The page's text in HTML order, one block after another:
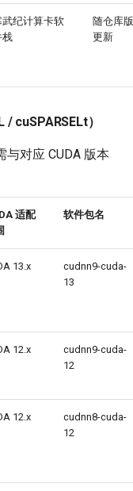
武纪计算卡软
栈
随仓库
更新
cuSPARSELt）
与对应 CUDA 版本
适配
软件包名
13.x
cudnn9-cuda-
13
12.x
cudnn9-cuda-
12
12.x
cudnn8-cuda-
12